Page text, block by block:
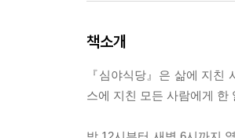
책소개
『심야식당』은 삶에 지친
스에 지친 모든 사람에게 한